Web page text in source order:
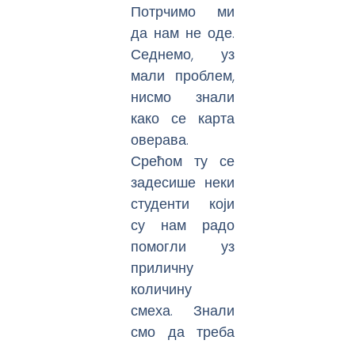
Потрчимо ми
да нам не оде.
Седнемо, уз
мали проблем,
нисмо знали
како се карта
оверава.
Срећом ту се
задесише неки
студенти који
су нам радо
помогли уз
приличну
количину
смеха. Знали
смо да треба